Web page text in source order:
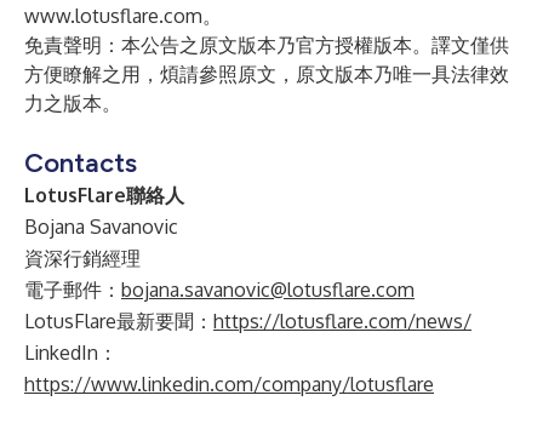
www.lotusflare.com。
免責聲明：本公告之原文版本乃官方授權版本。譯文僅供
方便瞭解之用，煩請參照原文，原文版本乃唯一具法律效
力之版本。
Contacts
LotusFlare聯絡人
Bojana Savanovic
資深行銷經理
電子郵件： bojana.savanovic@lotusflare.com
LotusFlare最新要聞： https://lotusflare.com/news/
LinkedIn：
https://www.linkedin.com/company/lotusflare